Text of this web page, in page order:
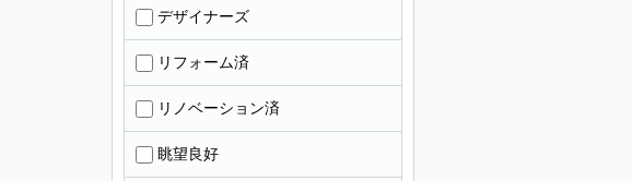
デザイナーズ
リフォーム済
リノベーション済
眺望良好